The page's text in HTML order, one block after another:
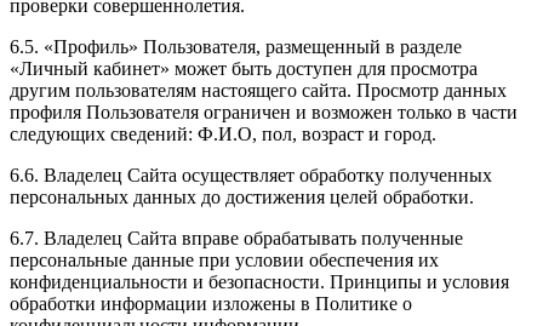
проверки совершеннолетия.
6.5. «Профиль» Пользователя, размещенный в разделе
«Личный кабинет» может быть доступен для просмотра
другим пользователям настоящего сайта. Просмотр данных
профиля Пользователя ограничен и возможен только в части
следующих сведений: Ф.И.О, пол, возраст и город.
6.6. Владелец Сайта осуществляет обработку полученных
персональных данных до достижения целей обработки.
6.7. Владелец Сайта вправе обрабатывать полученные
персональные данные при условии обеспечения их
конфиденциальности и безопасности. Принципы и условия
обработки информации изложены в Политике о